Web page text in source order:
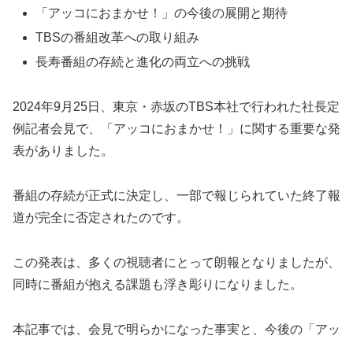
「アッコにおまかせ！」の今後の展開と期待
TBSの番組改革への取り組み
長寿番組の存続と進化の両立への挑戦
2024年9月25日、東京・赤坂のTBS本社で行われた社長定
例記者会見で、「アッコにおまかせ！」に関する重要な発
表がありました。
番組の存続が正式に決定し、一部で報じられていた終了報
道が完全に否定されたのです。
この発表は、多くの視聴者にとって朗報となりましたが、
同時に番組が抱える課題も浮き彫りになりました。
本記事では、会見で明らかになった事実と、今後の「アッ